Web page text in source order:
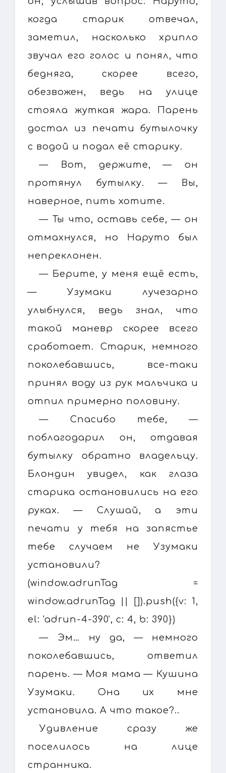
когда старик отвечал,
заметил, насколько хрипло
звучал его голос и понял, что
бедняга, скорее всего,
обезвожен, ведь на улице
стояла жуткая жара. Парень
достал из печати бутылочку
с водой и подал её старику.
— Вот, держите, — он
протянул бутылку. — Вы,
наверное, пить хотите.
— Ты что, оставь себе, — он
отмахнулся, но Наруто был
непреклонен.
— Берите, у меня ещё есть,
— Узумаки лучезарно
улыбнулся, ведь знал, что
такой маневр скорее всего
сработает. Старик, немного
поколебавшись, все-таки
принял воду из рук мальчика и
отпил примерно половину.
— Спасибо тебе, —
поблагодарил он, отдавая
бутылку обратно владельцу.
Блондин увидел, как глаза
старика остановились на его
руках. — Слушай, а эти
печати у тебя на запястье
тебе случаем не Узумаки
установили?
(window.adrunTag =
window.adrunTag || []).push({v: 1,
el: 'adrun-4-390', c: 4, b: 390})
— Эм… ну да, — немного
поколебавшись, ответил
парень. — Моя мама — Кушина
Узумаки. Она их мне
установила. А что такое?..
Удивление сразу же
поселилось на лице
странника.